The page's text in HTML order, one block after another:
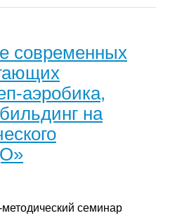
современных
аэробика,
на
семинар